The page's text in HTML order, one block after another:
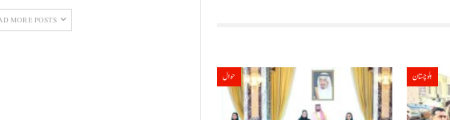
حوال بلوچستان
MORE POSTS